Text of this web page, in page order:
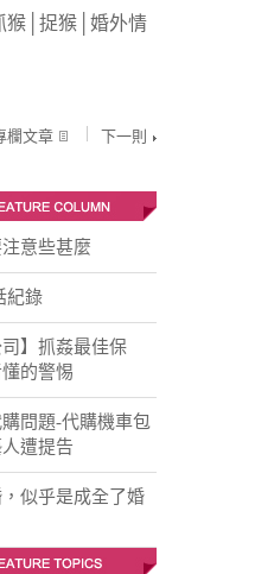
猴 │捉猴 │婚外情
欄文章 下一則
意些甚麼
紀錄
司】抓姦最佳保
的警惕
購問題-代購機車包
遭提告
似乎是成全了婚